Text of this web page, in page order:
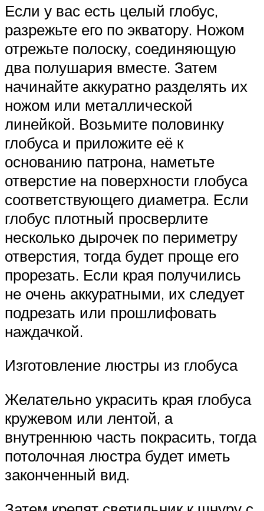
Если у вас есть целый глобус,
разрежьте его по экватору. Ножом
отрежьте полоску, соединяющую
два полушария вместе. Затем
начинайте аккуратно разделять их
ножом или металлической
линейкой. Возьмите половинку
глобуса и приложите её к
основанию патрона, наметьте
отверстие на поверхности глобуса
соответствующего диаметра. Если
глобус плотный просверлите
несколько дырочек по периметру
отверстия, тогда будет проще его
прорезать. Если края получились
не очень аккуратными, их следует
подрезать или прошлифовать
наждачкой.
Изготовление люстры из глобуса
Желательно украсить края глобуса
кружевом или лентой, а
внутреннюю часть покрасить, тогда
потолочная люстра будет иметь
законченный вид.